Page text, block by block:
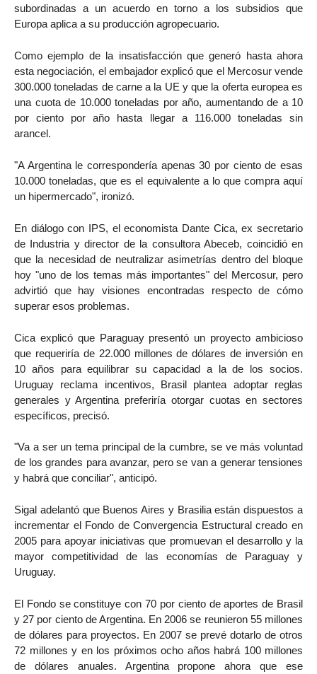
subordinadas a un acuerdo en torno a los subsidios que
Europa aplica a su producción agropecuario.
Como ejemplo de la insatisfacción que generó hasta ahora
esta negociación, el embajador explicó que el Mercosur vende
300.000 toneladas de carne a la UE y que la oferta europea es
una cuota de 10.000 toneladas por año, aumentando de a 10
por ciento por año hasta llegar a 116.000 toneladas sin
arancel.
"A Argentina le correspondería apenas 30 por ciento de esas
10.000 toneladas, que es el equivalente a lo que compra aquí
un hipermercado", ironizó.
En diálogo con IPS, el economista Dante Cica, ex secretario
de Industria y director de la consultora Abeceb, coincidió en
que la necesidad de neutralizar asimetrías dentro del bloque
hoy "uno de los temas más importantes" del Mercosur, pero
advirtió que hay visiones encontradas respecto de cómo
superar esos problemas.
Cica explicó que Paraguay presentó un proyecto ambicioso
que requeriría de 22.000 millones de dólares de inversión en
10 años para equilibrar su capacidad a la de los socios.
Uruguay reclama incentivos, Brasil plantea adoptar reglas
generales y Argentina preferiría otorgar cuotas en sectores
específicos, precisó.
"Va a ser un tema principal de la cumbre, se ve más voluntad
de los grandes para avanzar, pero se van a generar tensiones
y habrá que conciliar", anticipó.
Sigal adelantó que Buenos Aires y Brasilia están dispuestos a
incrementar el Fondo de Convergencia Estructural creado en
2005 para apoyar iniciativas que promuevan el desarrollo y la
mayor competitividad de las economías de Paraguay y
Uruguay.
El Fondo se constituye con 70 por ciento de aportes de Brasil
y 27 por ciento de Argentina. En 2006 se reunieron 55 millones
de dólares para proyectos. En 2007 se prevé dotarlo de otros
72 millones y en los próximos ocho años habrá 100 millones
de dólares anuales. Argentina propone ahora que ese